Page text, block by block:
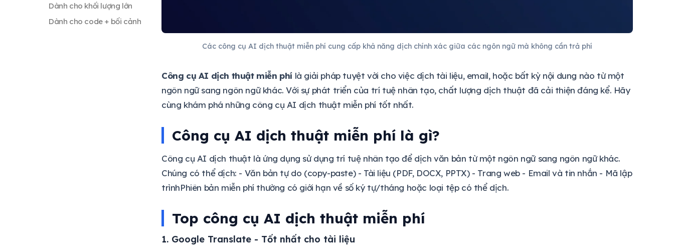
Câu hỏi thường gặp
Dịch thuật AI miễn phí an
Các công cụ AI dịch thuật miễn phí cung cấp khả năng dịch chính xác giữa các ngôn ngữ mà không cần trả phí
Công cụ AI dịch thuật miễn phí là giải pháp tuyệt vời cho việc dịch tài liệu, email, hoặc bất kỳ nội dung nào từ một
ngôn ngữ sang ngôn ngữ khác. Với sự phát triển của trí tuệ nhân tạo, chất lượng dịch thuật đã cải thiện đáng kể. Hãy
cùng khám phá những công cụ AI dịch thuật miễn phí tốt nhất.
Công cụ AI dịch thuật miễn phí là gì?
Công cụ AI dịch thuật là ứng dụng sử dụng trí tuệ nhân tạo để dịch văn bản từ một ngôn ngữ sang ngôn ngữ khác.
Chúng có thể dịch: - Văn bản tự do (copy-paste) - Tài liệu (PDF, DOCX, PPTX) - Trang web - Email và tin nhắn - Mã lập
trìnhPhiên bản miễn phí thường có giới hạn về số ký tự/tháng hoặc loại tệp có thể dịch.
Top công cụ AI dịch thuật miễn phí
1. Google Translate - Tốt nhất cho tài liệu